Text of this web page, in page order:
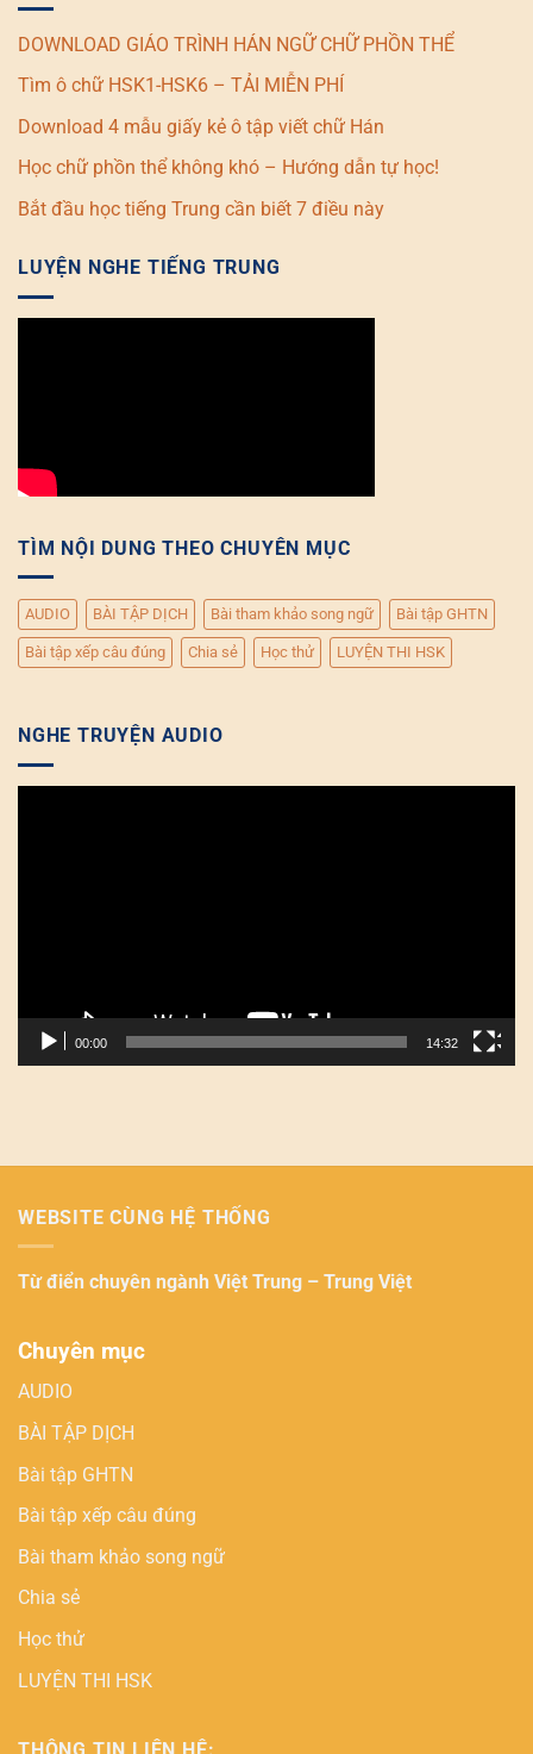
DOWNLOAD GIÁO TRÌNH HÁN NGỮ CHỮ PHỒN THỂ
Tìm ô chữ HSK1-HSK6 – TẢI MIỄN PHÍ
Download 4 mẫu giấy kẻ ô tập viết chữ Hán
Học chữ phồn thể không khó – Hướng dẫn tự học!
Bắt đầu học tiếng Trung cần biết 7 điều này
LUYỆN NGHE TIẾNG TRUNG
TÌM NỘI DUNG THEO CHUYÊN MỤC
AUDIO BÀI TẬP DỊCH Bài tham khảo song ngữ Bài tập GHTN
Bài tập xếp câu đúng Chia sẻ Học thử LUYỆN THI HSK
NGHE TRUYỆN AUDIO
00:00 14:32
WEBSITE CÙNG HỆ THỐNG
Từ điển chuyên ngành Việt Trung – Trung Việt
Chuyên mục
AUDIO
BÀI TẬP DỊCH
Bài tập GHTN
Bài tập xếp câu đúng
Bài tham khảo song ngữ
Chia sẻ
Học thử
LUYỆN THI HSK